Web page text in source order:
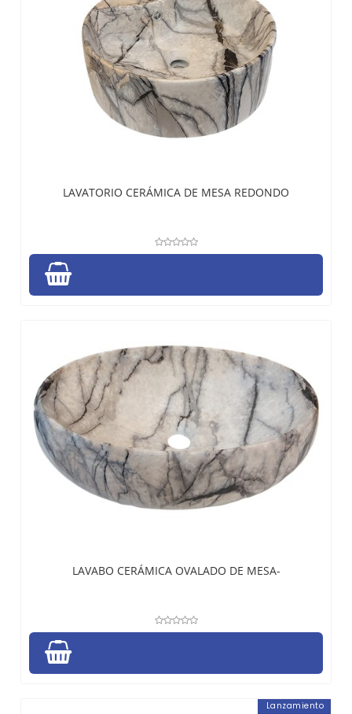
LAVATORIO CERÁMICA DE MESA REDONDO
LAVABO CERÁMICA OVALADO DE MESA-
Lanzamiento